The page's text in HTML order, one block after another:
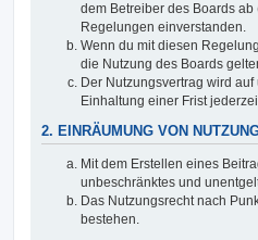
dem Betreiber des Boards
Regelungen einverstanden.
Wenn du mit diesen
die Nutzung des Boards
Der Nutzungsvertrag wird
Einhaltung einer Frist
2. EINRÄUMUNG VON
Mit dem Erstellen eines
unbeschränktes und
Das Nutzungsrecht nach
bestehen.